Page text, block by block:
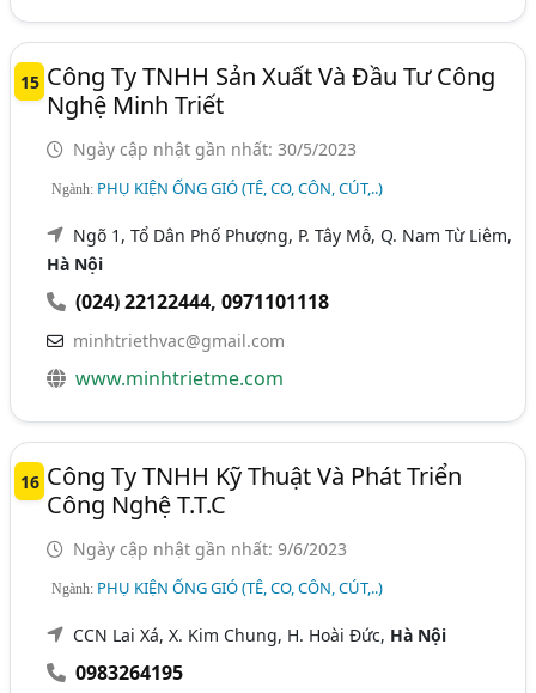
15 Công Ty TNHH Sản Xuất Và Đầu Tư Công
Nghệ Minh Triết
Ngày cập nhật gần nhất: 30/5/2023
Ngành: PHỤ KIỆN ỐNG GIÓ (TÊ, CO, CÔN, CÚT,..)
Ngõ 1, Tổ Dân Phố Phượng, P. Tây Mỗ, Q. Nam Từ Liêm,
Hà Nội
(024) 22122444,0971101118
minhtriethvac@gmail.com
www.minhtrietme.com
16 Công Ty TNHH Kỹ Thuật Và Phát Triển
Công Nghệ T.T.C
Ngày cập nhật gần nhất: 9/6/2023
Ngành: PHỤ KIỆN ỐNG GIÓ (TÊ, CO, CÔN, CÚT,..)
CCN Lai Xá, X. Kim Chung, H. Hoài Đức, Hà Nội
0983264195